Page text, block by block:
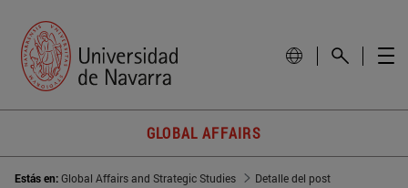
GLOBAL AFFAIRS
Estás en:Global Affairs and Strategic Studies
Detalle del post